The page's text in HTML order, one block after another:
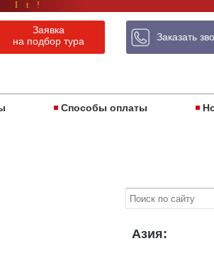
It!
Заявка
на подбор тура
Заказать
Способы оплаты
Азия: